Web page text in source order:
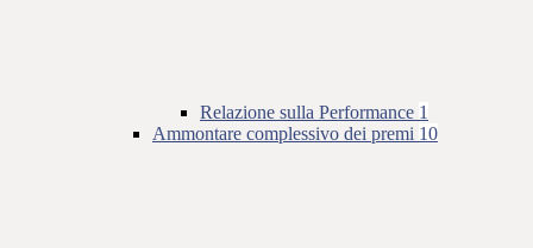
Relazione sulla Performance 1
Ammontare complessivo dei premi 10